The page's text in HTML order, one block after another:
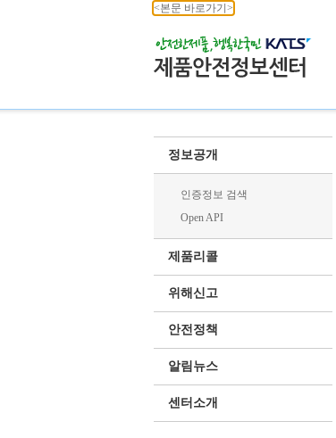
<본문 바로가기>
정보공개
인증정보 검색
Open API
제품리콜
위해신고
안전정책
알림뉴스
센터소개